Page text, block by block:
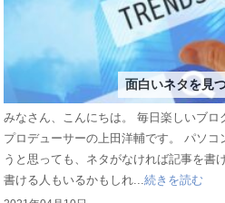
面白いネタを見
みなさん、こんにちは。 毎日楽しいブ
プロデューサーの上田洋輔です。 パソコ
うと思っても、ネタがなければ記事を書
書ける人もいるかもしれ...続きを読む